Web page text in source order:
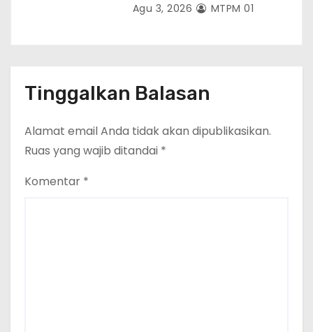
Agu 3, 2026 MTPM 01
Tinggalkan Balasan
Alamat email Anda tidak akan dipublikasikan.
Ruas yang wajib ditandai *
Komentar *